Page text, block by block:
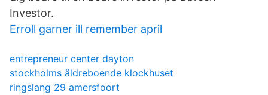
Investor.
Erroll garner ill remember april
entrepreneur center dayton
stockholms äldreboende klockhuset
ringslang 29 amersfoort